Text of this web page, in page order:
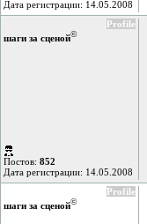
Дата регистрации: 14.05.2008
Profile
шаги за сценой©
Постов: 852
Дата регистрации: 14.05.2008
Profile
шаги за сценой©